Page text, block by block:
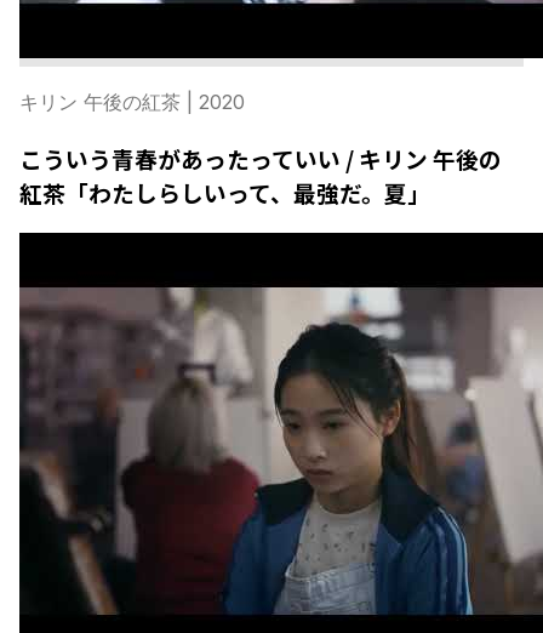
キリン 午後の紅茶 | 2020
こういう青春があったっていい / キリン 午後の
紅茶「わたしらしいって、最強だ。夏」